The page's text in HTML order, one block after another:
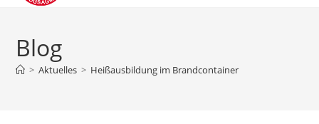
Blog
> Aktuelles > Heißausbildung im Brandcontainer